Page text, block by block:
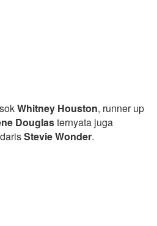
Whitney Houston, runner up
Douglasternyata juga
Stevie Wonder.